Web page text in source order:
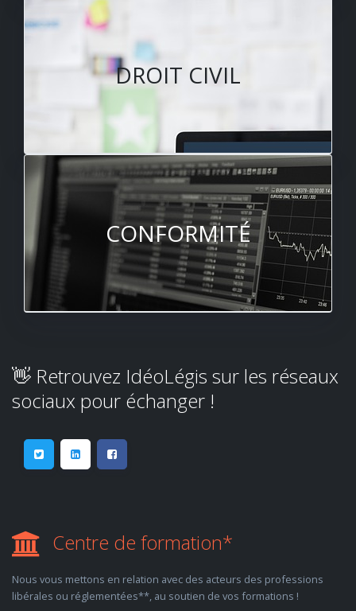
DROIT CIVIL
CONFORMITÉ
👋 Retrouvez IdéoLégis sur les réseaux
sociaux pour échanger !
Centre de formation*
Nous vous mettons en relation avec des acteurs des professions
libérales ou réglementées**, au soutien de vos formations !